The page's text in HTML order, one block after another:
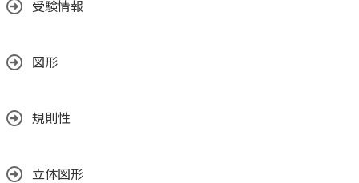
受験情報
図形
規則性
立体図形